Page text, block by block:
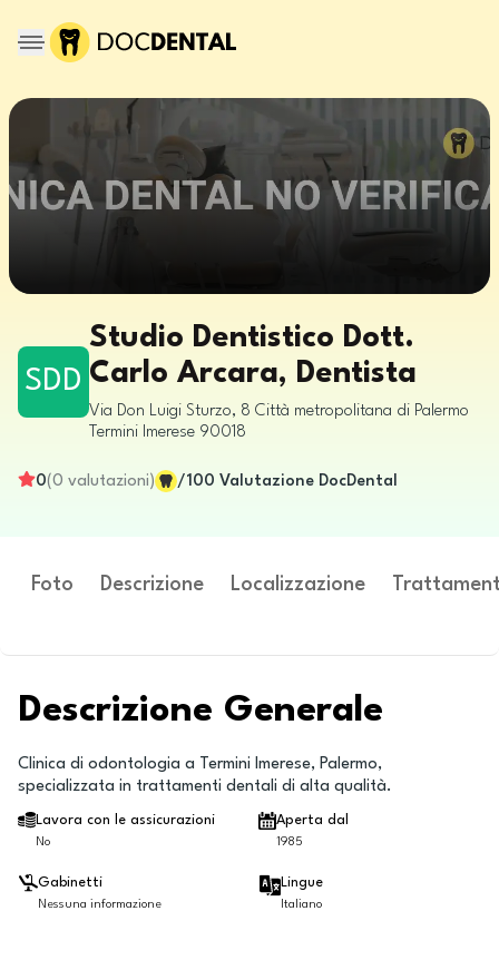
SDD
Studio Dentistico Dott.
Carlo Arcara, Dentista
Via Don Luigi Sturzo, 8 Città metropolitana di Palermo
Termini Imerese 90018
0(0 valutazioni) /100 Valutazione DocDental
Foto Descrizione Localizzazione
Descrizione Generale
Clinica di odontologia a Termini Imerese, Palermo,
specializzata in trattamenti dentali di alta qualità.
Lavora con le assicurazioni
No
Aperta dal
1985
Gabinetti
Nessuna informazione
Lingue
Italiano